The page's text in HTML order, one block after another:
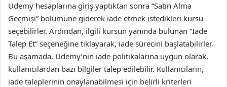
Udemy hesaplarına giriş yaptıktan sonra “Satın Alma
Geçmişi” bölümüne giderek iade etmek istedikleri kursu
seçebilirler. Ardından, ilgili kursun yanında bulunan “İade
Talep Et” seçeneğine tıklayarak, iade sürecini başlatabilirler.
Bu aşamada, Udemy’nin iade politikalarına uygun olarak,
kullanıcılardan bazı bilgiler talep edilebilir. Kullanıcıların,
iade taleplerinin onaylanabilmesi için belirli kriterleri